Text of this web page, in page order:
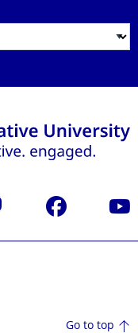
Facebook
Go to top